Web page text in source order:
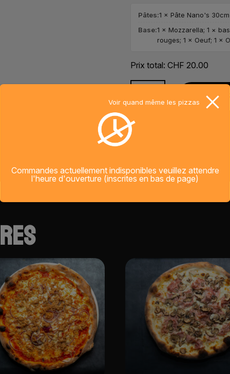
Pâtes:1 × Pâte Nano's 30cm
Base:1 × Mozzarella; 1 ×
rouges; 1 × Oeuf; 1 ×
Prix total: CHF 20.00
quantité
de
Tuk
Voir quand même les pizzas
Commandes actuellement indisponibles veuillez attendre
l'heure d'ouverture (inscrites en bas de page)